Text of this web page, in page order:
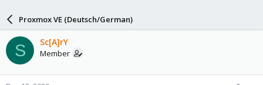
a
d
s
t
a
a
r
d
a
e
Proxmox VE (Deutsch/German)
S Sc[A]rY
Member